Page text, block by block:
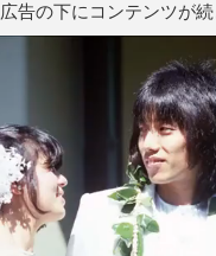
広告の下にコンテンツが